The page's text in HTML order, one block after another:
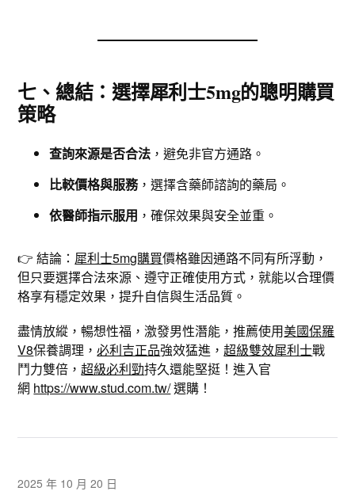
七、總結：選擇犀利士5mg的聰明購買
策略
查詢來源是否合法 ，避免非官方通路。
比較價格與服務，選擇含藥師諮詢的藥局。
依醫師指示服用 ，確保效果與安全並重。
👉 結論： 犀利士5mg購買價格雖因通路不同有所浮動，
但只要選擇合法來源、遵守正確使用方式，就能以合理價
格享有穩定效果，提升自信與生活品質。
盡情放縱，暢想性福，激發男性潛能，推薦使用美國保羅
V8保養調理，必利吉正品強效猛進，超級雙效犀利士戰
鬥力雙倍，超級必利勁持久還能堅挺！進入官
網 https://www.stud.com.tw/選購！
2025 年 10 月 20 日